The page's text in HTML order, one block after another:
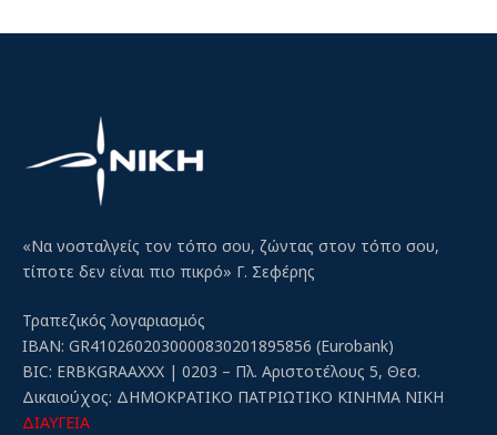
«Να νοσταλγείς τον τόπο σου, ζώντας στον τόπο σου,
τίποτε δεν είναι πιο πικρό» Γ. Σεφέρης
Τραπεζικός λογαριασμός
IBAN: GR4102602030000830201895856 (Eurobank)
BIC: ERBKGRAAXXX | 0203 – Πλ. Αριστοτέλους 5, Θεσ.
Δικαιούχος: ΔΗΜΟΚΡΑΤΙΚΟ ΠΑΤΡΙΩΤΙΚΟ ΚΙΝΗΜΑ ΝΙΚΗ
ΔΙΑΥΓΕΙΑ